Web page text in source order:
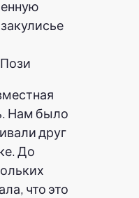
Нам было
друг
До
что это